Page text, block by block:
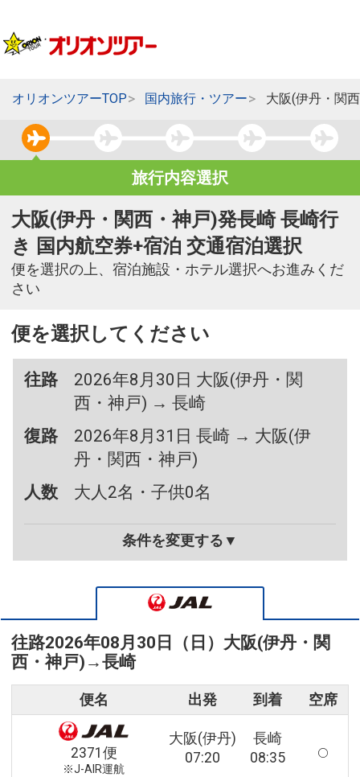
オリオンツアーTOP 国内旅行・ツアー 大阪(伊丹・関
旅行内容選択
大阪(伊丹・関西・神戸)発長崎 長崎行
き 国内航空券+宿泊 交通宿泊選択
便を選択の上、宿泊施設・ホテル選択へお進みくだ
さい
便を選択してください
往路
2026年8月30日 大阪(伊丹・関
西・神戸) → 長崎
復路
2026年8月31日 長崎 → 大阪(伊
丹・関西・神戸)
人数
大人2名・子供0名
条件を変更する▼
往路2026年08月30日（日） 大阪(伊丹・関
西・神戸) →長崎
便名 出発 到着 空席
2371便
※J-AIR運航
大阪(伊丹)
07:20
長崎
08:35